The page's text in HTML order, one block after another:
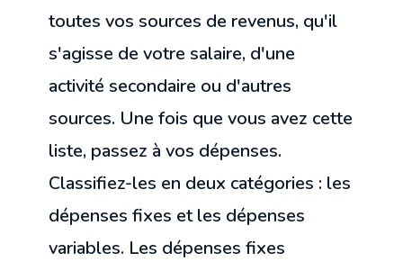
toutes vos sources de revenus, qu'il
s'agisse de votre salaire, d'une
activité secondaire ou d'autres
sources. Une fois que vous avez cette
liste, passez à vos dépenses.
Classifiez-les en deux catégories : les
dépenses fixes et les dépenses
variables. Les dépenses fixes